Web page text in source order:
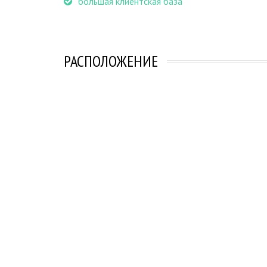
РАСПОЛОЖЕНИЕ